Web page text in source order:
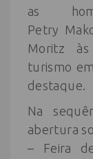
as
Petry
Moritz às
turismo
destaque.
Na
abertura
– Feira